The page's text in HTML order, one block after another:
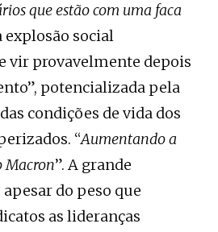
que estão com uma faca
explosão social
vir provavelmente depois
potencializada pela
condições de vida dos
“Aumentando a
Macron”. A grande
do peso que
as lideranças